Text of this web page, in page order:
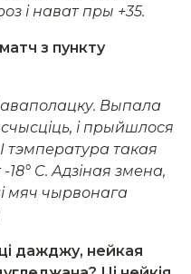
і нават пры +35.
з пункту
Выпала
і прыйшлося
тэмпература такая
-18° C. Адзіная змена,
мяч чырвонага
дажджу, нейкая